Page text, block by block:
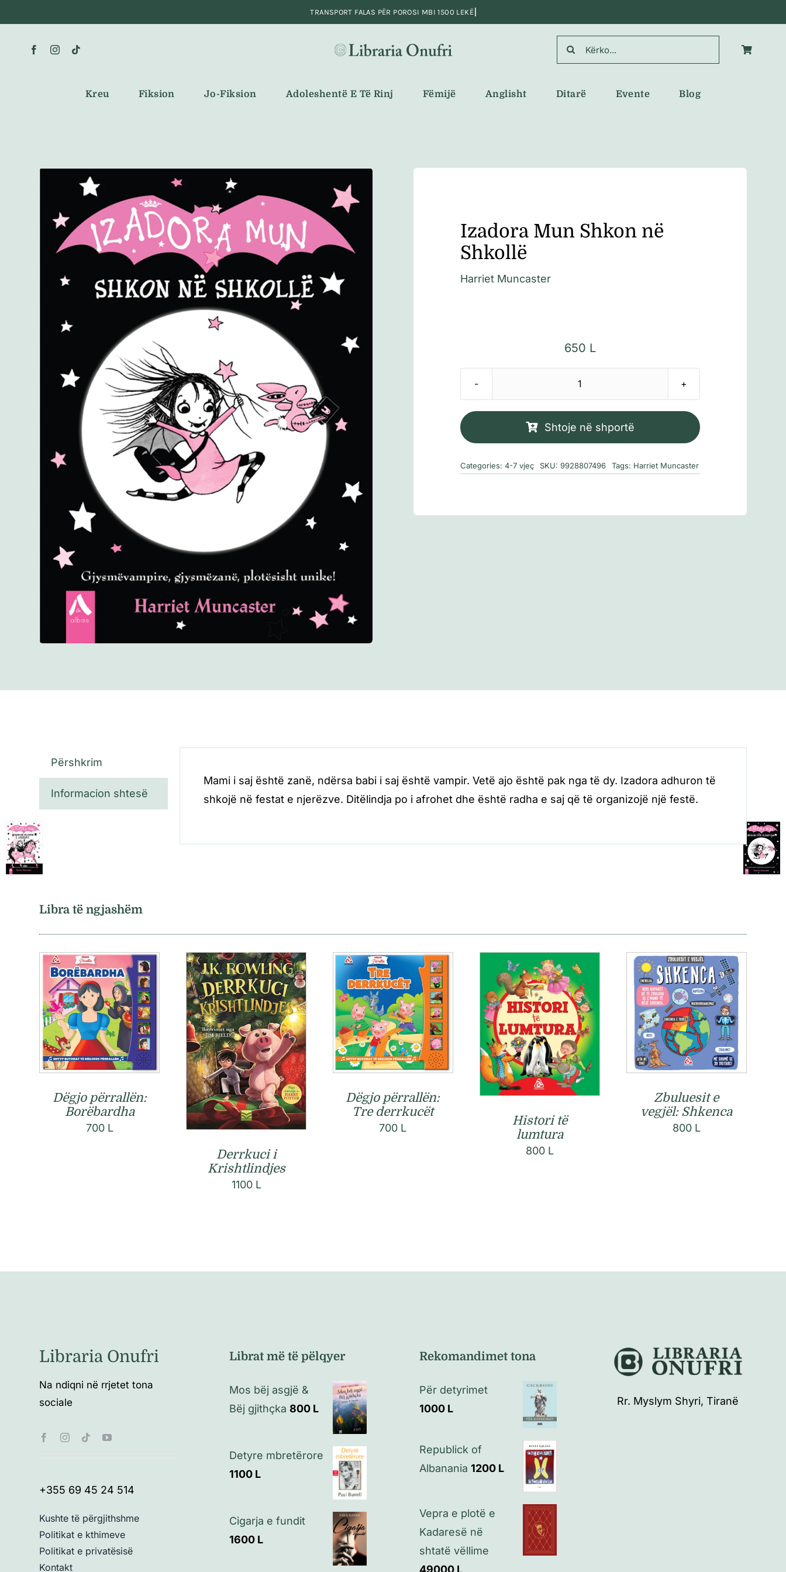
to
content
Search
for:
Kreu Fiksion Jo-Fiksion Adoleshentë E Të Rinj Fëmijë Anglisht Ditarë Evente Blog
Izadora Mun Shkon në
Shkollë
Harriet Muncaster
650 L
Sasi
Mun
Shkollë
Shtoje në shportë
Categories: 4-7 vjeç SKU: 9928807496 Tags: Harriet Muncaster
Përshkrim
Informacion shtesë
Mami i saj është zanë, ndërsa babi i saj është vampir. Vetë ajo është pak nga të dy. Izadora adhuron të
shkojë në festat e njerëzve. Ditëlindja po i afrohet dhe është radha e saj që të organizojë një festë.
Libra të ngjashëm
Dëgjo përrallën:
Borëbardha
700 L
Derrkuci i
Krishtlindjes
1100 L
Dëgjo përrallën:
Tre derrkucët
700 L
Histori të
lumtura
800 L
Zbuluesit e
vegjël: Shkenca
800 L
Libraria Onufri
Na ndiqni në rrjetet tona
sociale
+355 69 45 24 514
Kushte të përgjithshme
Politikat e kthimeve
Politikat e privatësisë
Kontakt
Librat më të pëlqyer
Mos bëj asgjë &
Bëj gjithçka 800 L
Detyre mbretërore
1100 L
Cigarja e fundit
1600 L
Rekomandimet tona
Për detyrimet
1000 L
Republick of
Albanania 1200 L
Vepra e plotë e
Kadaresë në
shtatë vëllime
49000 L
Rr. Myslym Shyri, Tiranë